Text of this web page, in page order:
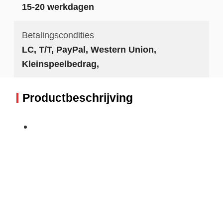
15-20 werkdagen
Betalingscondities
LC, T/T, PayPal, Western Union,
Kleinspeelbedrag,
Productbeschrijving